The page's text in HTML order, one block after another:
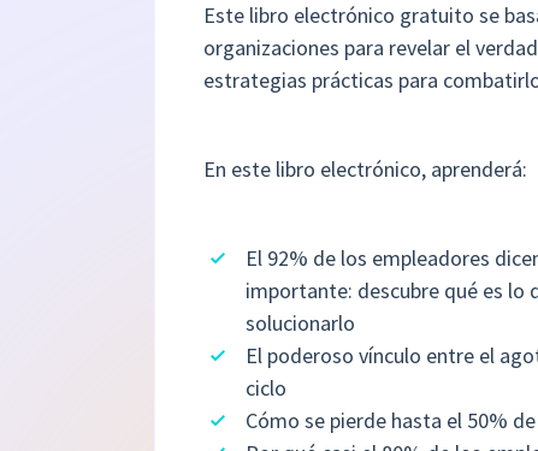
Este libro electrónico gratuito se
organizaciones para revelar el
estrategias prácticas para
En este libro electrónico, aprenderá:
El 92% de los empleadores
importante: descubre qué es lo
solucionarlo
El poderoso vínculo entre el
ciclo
Cómo se pierde hasta el 50%